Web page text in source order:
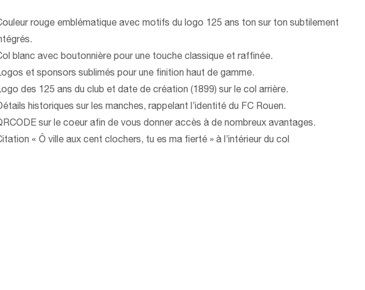
rouge emblématique avec motifs du logo 125 ans ton sur ton subtilement
blanc avec boutonnière pour une touche classique et raffinée.
et sponsors sublimés pour une finition haut de gamme.
des 125 ans du club et date de création (1899) sur le col arrière.
historiques sur les manches, rappelant l’identité du FC Rouen.
sur le coeur afin de vous donner accès à de nombreux avantages.
« Ô ville aux cent clochers, tu es ma fierté » à l’intérieur du col